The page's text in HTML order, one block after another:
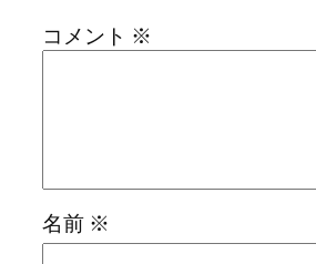
コメント ※
名前 ※